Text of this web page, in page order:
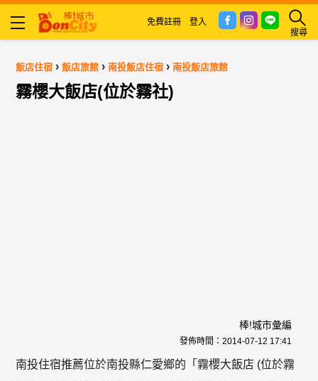
搜尋
免費註冊 登入
飯店住宿 ›飯店旅館 ›南投飯店住宿 ›南投飯店旅館
霧櫻大飯店(位於霧社)
棒!城市彙編
發佈時間： 2014-07-12 17:41
南投住宿推薦位於南投縣仁愛鄉的「霧櫻大飯店 (位於霧